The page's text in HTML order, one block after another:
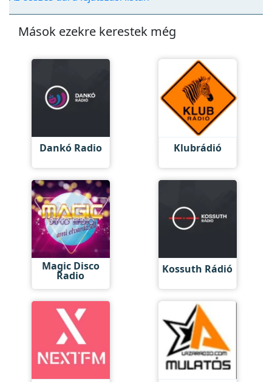
Mások ezekre kerestek még
Dankó Radio Klubrádió
Magic Disco
Radio Kossuth Rádió